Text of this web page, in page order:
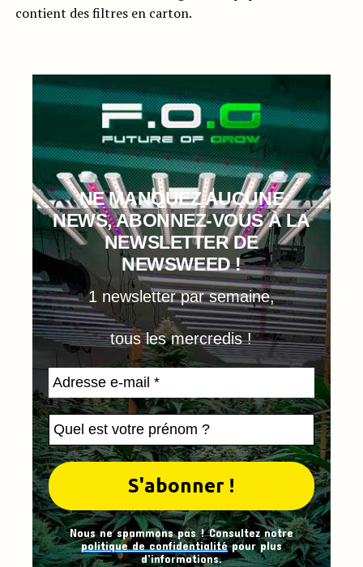
contient des filtres en carton.
NE MANQUEZ AUCUNE
NEWS, ABONNEZ-VOUS À LA
NEWSLETTER DE
NEWSWEED !
1 newsletter par semaine,
tous les mercredis !
Nous ne spammons pas ! Consultez notre
politique de confidentialitépour plus
d’informations.